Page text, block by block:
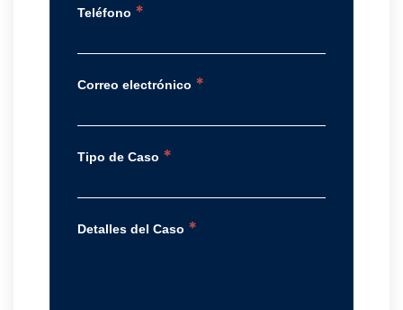
Teléfono *
Correo electrónico *
Tipo de Caso *
Detalles del Caso *